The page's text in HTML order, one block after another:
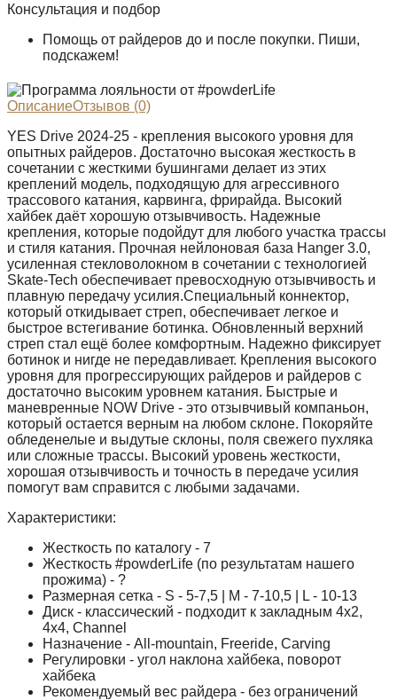
Консультация и подбор
Помощь от райдеров до и после покупки. Пиши,
подскажем!
ОписаниеОтзывов (0)
YES Drive 2024-25 - крепления высокого уровня для
опытных райдеров. Достаточно высокая жесткость в
сочетании с жесткими бушингами делает из этих
креплений модель, подходящую для агрессивного
трассового катания, карвинга, фрирайда. Высокий
хайбек даёт хорошую отзывчивость. Надежные
крепления, которые подойдут для любого участка трассы
и стиля катания. Прочная нейлоновая база Hanger 3.0,
усиленная стекловолокном в сочетании с технологией
Skate-Tech обеспечивает превосходную отзывчивость и
плавную передачу усилия.Специальный коннектор,
который откидывает стреп, обеспечивает легкое и
быстрое встегивание ботинка. Обновленный верхний
стреп стал ещё более комфортным. Надежно фиксирует
ботинок и нигде не передавливает. Крепления высокого
уровня для прогрессирующих райдеров и райдеров с
достаточно высоким уровнем катания. Быстрые и
маневренные NOW Drive - это отзывчивый компаньон,
который остается верным на любом склоне. Покоряйте
обледенелые и выдутые склоны, поля свежего пухляка
или сложные трассы. Высокий уровень жесткости,
хорошая отзывчивость и точность в передаче усилия
помогут вам справится с любыми задачами.
Характеристики:
Жесткость по каталогу - 7
Жесткость #powderLife (по результатам нашего
прожима) - ?
Размерная сетка - S - 5-7,5 | M - 7-10,5 | L - 10-13
Диск - классический - подходит к закладным 4x2,
4x4, Channel
Назначение - All-mountain, Freeride, Carving
Регулировки - угол наклона хайбека, поворот
хайбека
Рекомендуемый вес райдера - без ограничений